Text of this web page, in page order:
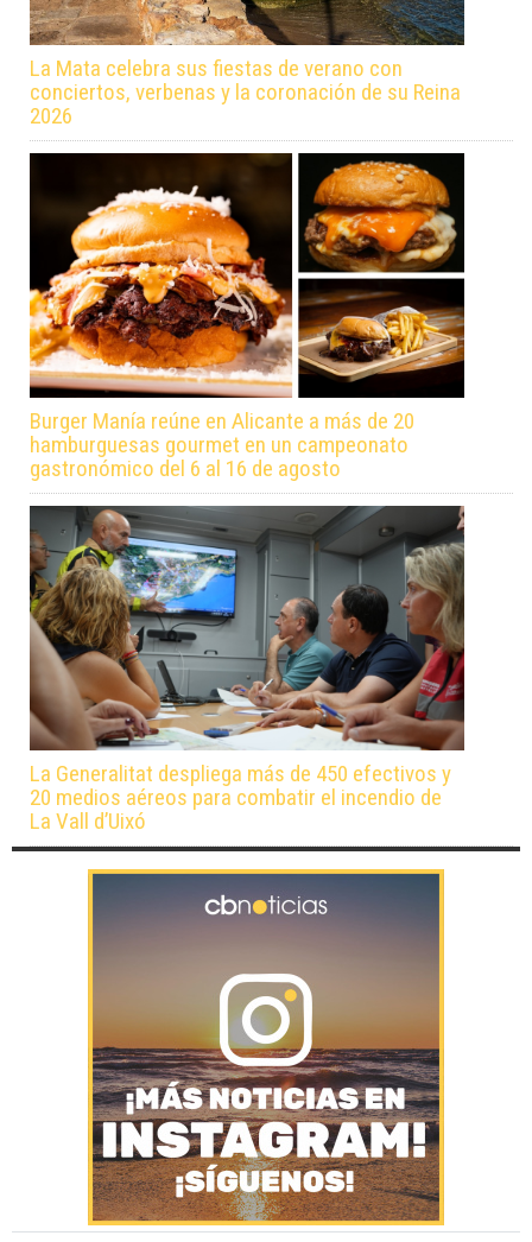
La Mata celebra sus fiestas de verano con
conciertos, verbenas y la coronación de su Reina
2026
Burger Manía reúne en Alicante a más de 20
hamburguesas gourmet en un campeonato
gastronómico del 6 al 16 de agosto
La Generalitat despliega más de 450 efectivos y
20 medios aéreos para combatir el incendio de
La Vall d’Uixó